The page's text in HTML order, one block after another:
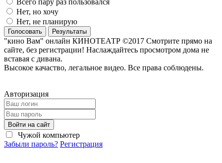
Нет, но хочу
Нет, не планирую
Голосовать Результаты
"кино Вам" онлайн КИНОТЕАТР ©2017 Смотрите прямо на
сайте, без регистрации! Наслаждайтесь просмотром дома не
вставая с дивана.
Высокое качаство, легальное видео. Все права соблюдены.
Авторизация
Войти на сайт
Чужой компьютер
Забыли пароль? Регистрация